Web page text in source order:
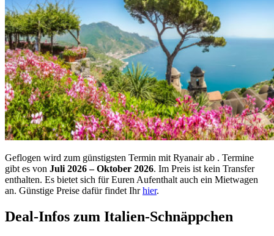
Geflogen wird zum günstigsten Termin mit Ryanair ab . Termine
gibt es von Juli 2026 – Oktober 2026. Im Preis ist kein Transfer
enthalten. Es bietet sich für Euren Aufenthalt auch ein Mietwagen
an. Günstige Preise dafür findet Ihrhier.
Deal-Infos zum Italien-Schnäppchen